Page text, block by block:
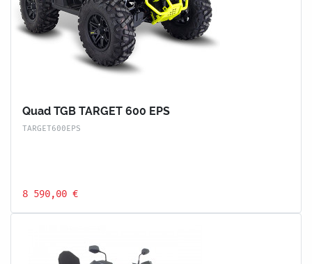
Quad TGB TARGET 600 EPS
TARGET600EPS
8 590,00 €